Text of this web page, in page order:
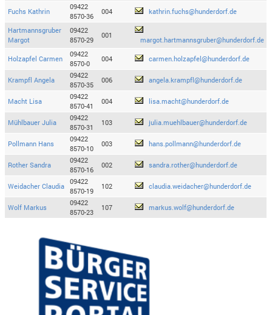
Fuchs Kathrin
09422
8570-36
004 kathrin.fuchs@hunderdorf.de
Hartmannsgruber
Margot
09422
8570-29
001
margot.hartmannsgruber@hunderdorf.de
Holzapfel Carmen
09422
8570-0
004 carmen.holzapfel@hunderdorf.de
Krampfl Angela
09422
8570-35
006 angela.krampfl@hunderdorf.de
Macht Lisa
09422
8570-41
004 lisa.macht@hunderdorf.de
Mühlbauer Julia
09422
8570-31
103 julia.muehlbauer@hunderdorf.de
Pollmann Hans
09422
8570-10
003 hans.pollmann@hunderdorf.de
Rother Sandra
09422
8570-16
002 sandra.rother@hunderdorf.de
Weidacher Claudia
09422
8570-19
102 claudia.weidacher@hunderdorf.de
Wolf Markus
09422
8570-23
107 markus.wolf@hunderdorf.de